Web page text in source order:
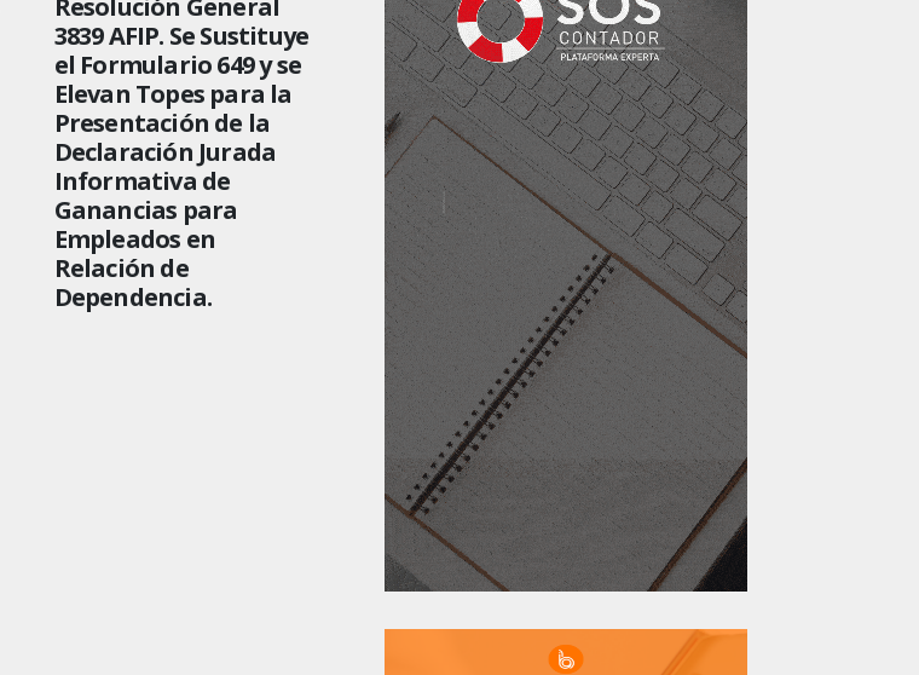
Resolución General
3839 AFIP. Se Sustituye
el Formulario 649 y se
Elevan Topes para la
Presentación de la
Declaración Jurada
Informativa de
Ganancias para
Empleados en
Relación de
Dependencia.